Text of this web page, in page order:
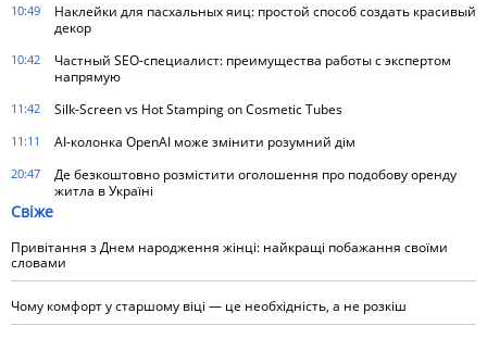
10:49
Наклейки для пасхальных яиц: простой способ создать красивый
декор
10:42
Частный SEO-специалист: преимущества работы с экспертом
напрямую
11:42 Silk-Screen vs Hot Stamping on Cosmetic Tubes
11:11 AI-колонка OpenAI може змінити розумний дім
20:47
Де безкоштовно розмістити оголошення про подобову оренду
житла в Україні
Свіже
Привітання з Днем народження жінці: найкращі побажання своїми
словами
Чому комфорт у старшому віці — це необхідність, а не розкіш